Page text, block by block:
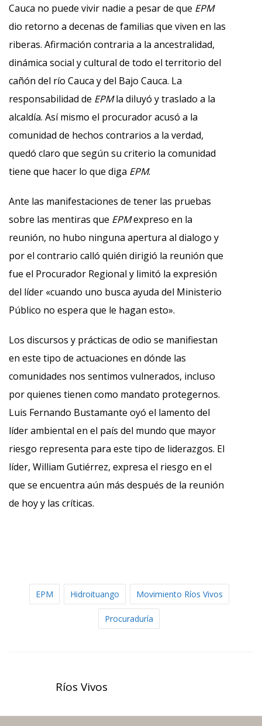
Cauca no puede vivir nadie a pesar de que EPM
dio retorno a decenas de familias que viven en las
riberas. Afirmación contraria a la ancestralidad,
dinámica social y cultural de todo el territorio del
cañón del río Cauca y del Bajo Cauca. La
responsabilidad de EPMla diluyó y traslado a la
alcaldía. Así mismo el procurador acusó a la
comunidad de hechos contrarios a la verdad,
quedó claro que según su criterio la comunidad
tiene que hacer lo que diga EPM.
Ante las manifestaciones de tener las pruebas
sobre las mentiras que EPMexpreso en la
reunión, no hubo ninguna apertura al dialogo y
por el contrario calló quién dirigió la reunión que
fue el Procurador Regional y limitó la expresión
del líder «cuando uno busca ayuda del Ministerio
Público no espera que le hagan esto».
Los discursos y prácticas de odio se manifiestan
en este tipo de actuaciones en dónde las
comunidades nos sentimos vulnerados, incluso
por quienes tienen como mandato protegernos.
Luis Fernando Bustamante oyó el lamento del
líder ambiental en el país del mundo que mayor
riesgo representa para este tipo de liderazgos. El
líder, William Gutiérrez, expresa el riesgo en el
que se encuentra aún más después de la reunión
de hoy y las críticas.
EPM Hidroituango Movimiento Ríos Vivos
Procuraduría
Ríos Vivos